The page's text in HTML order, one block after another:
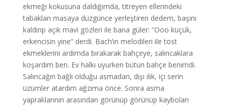
ekmeği kokusuna daldığımda, titreyen ellerindeki
tabakları masaya düzgünce yerleştiren dedem, başını
kaldırıp açık mavi gözleri ile bana güler: “Ooo küçük,
erkencisin yine” derdi. Bach’ın melodileri ile tost
ekmeklerini ardımda bırakarak bahçeye, salıncaklara
koşardım ben. Ev halkı uyurken bütün bahçe benimdi.
Salıncağın bağlı olduğu asmadan, dışı ılık, içi serin
üzümler atardım ağzıma önce. Sonra asma
yapraklarının arasından görünüp görünüp kaybolan